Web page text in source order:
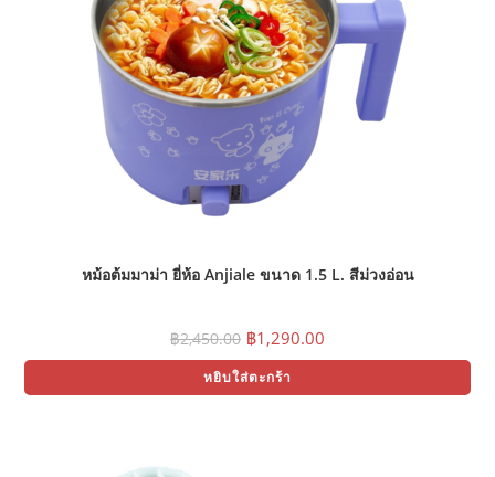
หม้อต้มมาม่า ยี่ห้อ Anjiale ขนาด 1.5 L. สีม่วงอ่อน
฿2,450.00 Original
price
was:
฿2,450.00.
฿1,290.00
price
฿1,290.00.
หยิบใส่ตะกร้า